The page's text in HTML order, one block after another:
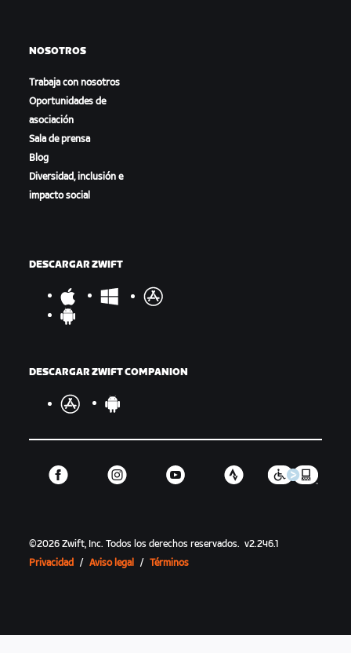
NOSOTROS
Trabaja con nosotros
Oportunidades de
asociación
Sala de prensa
Blog
Diversidad, inclusión e
impacto social
DESCARGAR ZWIFT
DESCARGAR ZWIFT COMPANION
©2026 Zwift, Inc.Todos los derechos reservados. v2.246.1
Privacidad / Aviso legal / Términos